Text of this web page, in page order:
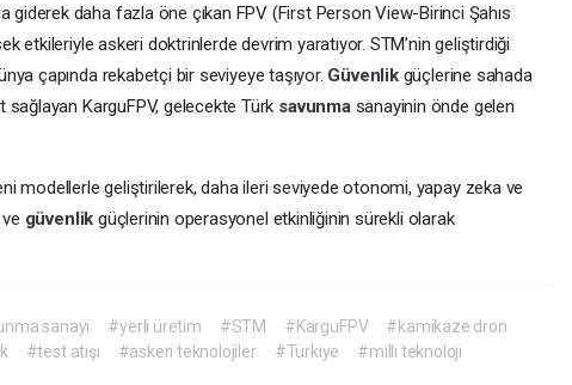
giderek daha fazla öne çıkan FPV (First Person View-Birinci Şahıs
etkileriyle askeri doktrinlerde devrim yaratıyor. STM’nin geliştirdiği
çapında rekabetçi bir seviyeye taşıyor. Güvenlik güçlerine sahada
KarguFPV, gelecekte Türk savunma sanayinin önde gelen
modellerle geliştirilerek, daha ileri seviyede otonomi, yapay zeka ve
güvenlik güçlerinin operasyonel etkinliğinin sürekli olarak
sanayi #yerli üretim #STM #KarguFPV
#kamikaze dron
#test atışı #askeri teknolojiler #Türkiye #milli teknoloji